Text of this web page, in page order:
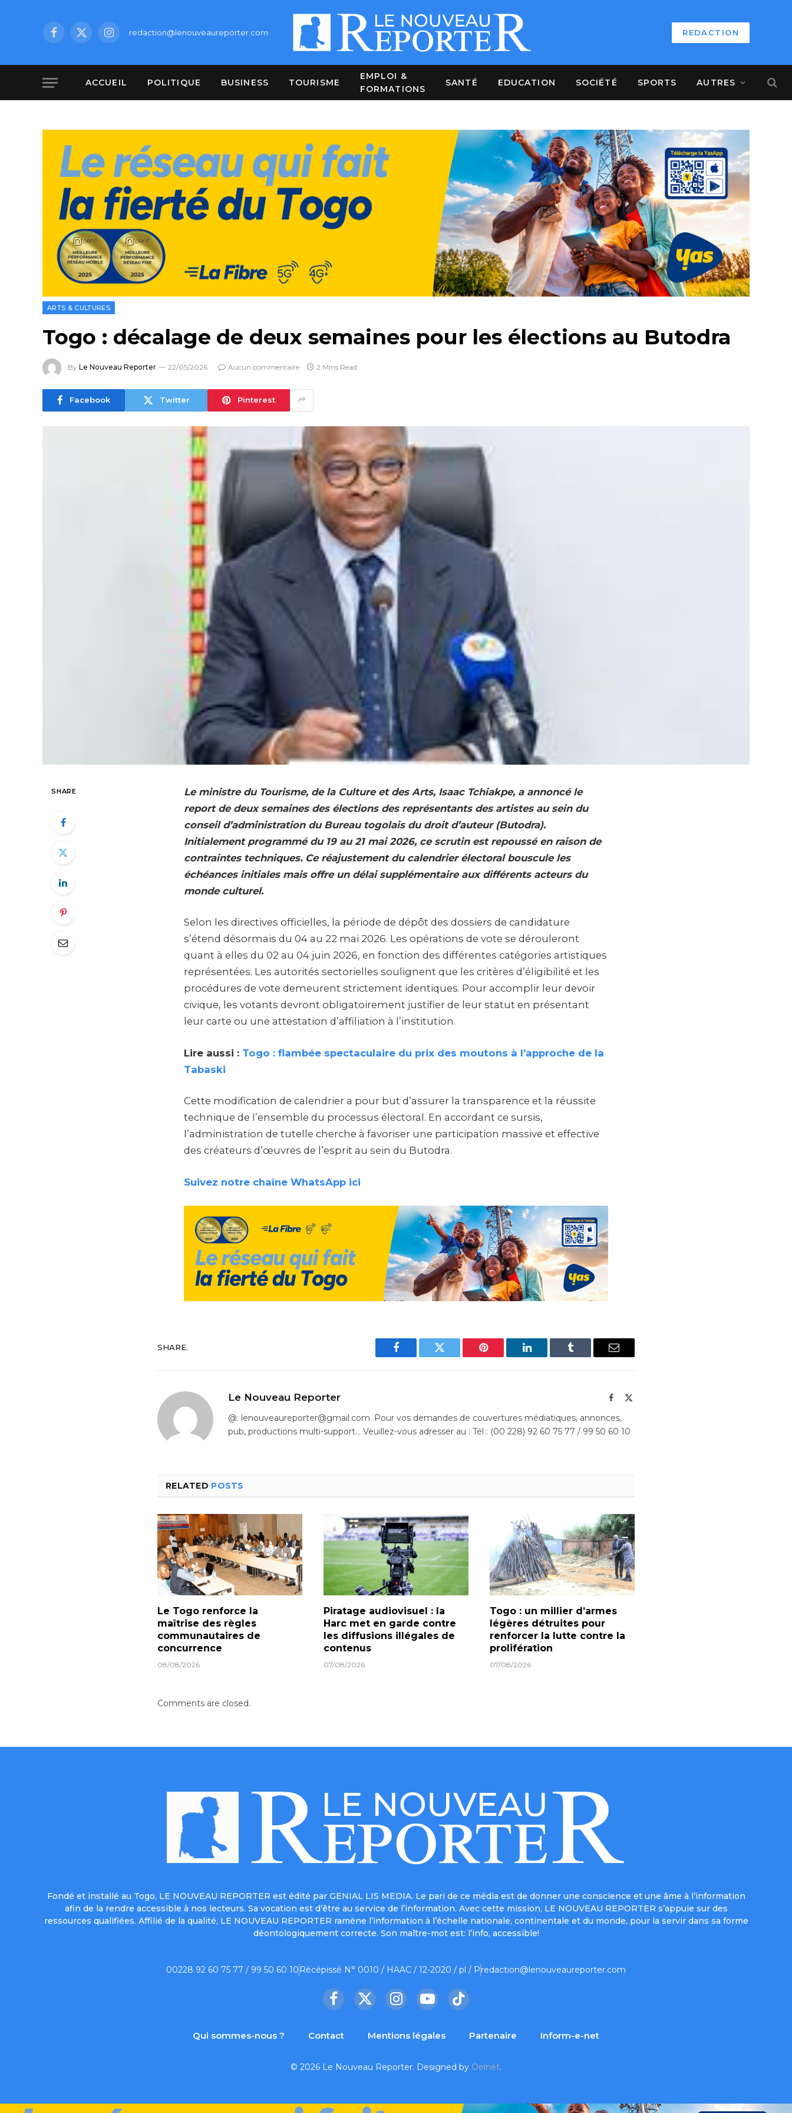
Facebook
X
Instagramredaction@lenouveaureporter.com REDACTION
ACCUEIL POLITIQUE BUSINESS TOURISME
EMPLOI &
FORMATIONS
SANTÉ EDUCATION SOCIÉTÉ SPORTS AUTRES
ARTS & CULTURES
Togo : décalage de deux semaines pour les élections au Butodra
By Le Nouveau Reporter 22/05/2026 Aucun commentaire 2 Mins Read
Facebook Twitter Pinterest
SHARE
Le ministre du Tourisme, de la Culture et des Arts, Isaac Tchiakpe, a annoncé le
report de deux semaines des élections des représentants des artistes au sein du
conseil d’administration du Bureau togolais du droit d’auteur (Butodra).
Initialement programmé du 19 au 21 mai 2026, ce scrutin est repoussé en raison de
contraintes techniques. Ce réajustement du calendrier électoral bouscule les
échéances initiales mais offre un délai supplémentaire aux différents acteurs du
monde culturel.
Selon les directives officielles, la période de dépôt des dossiers de candidature
s’étend désormais du 04 au 22 mai 2026. Les opérations de vote se dérouleront
quant à elles du 02 au 04 juin 2026, en fonction des différentes catégories artistiques
représentées. Les autorités sectorielles soulignent que les critères d’éligibilité et les
procédures de vote demeurent strictement identiques. Pour accomplir leur devoir
civique, les votants devront obligatoirement justifier de leur statut en présentant
leur carte ou une attestation d’affiliation à l’institution.
Lire aussi : Togo : flambée spectaculaire du prix des moutons à l’approche de la
Tabaski
Cette modification de calendrier a pour but d’assurer la transparence et la réussite
technique de l’ensemble du processus électoral. En accordant ce sursis,
l’administration de tutelle cherche à favoriser une participation massive et effective
des créateurs d’œuvres de l’esprit au sein du Butodra.
Suivez notre chaîne WhatsApp ici
SHARE.
Facebook Twitter Pinterest LinkedIn Tumblr Email
Le Nouveau Reporter Facebook
@: lenouveaureporter@gmail.com. Pour vos demandes de couvertures médiatiques, annonces,
pub, productions multi-support… Veuillez-vous adresser au : Tél : (00 228) 92 60 75 77 / 99 50 60 10
RELATED POSTS
Le Togo renforce la
maîtrise des règles
communautaires de
concurrence
08/08/2026
Piratage audiovisuel : la
Harc met en garde contre
les diffusions illégales de
contenus
07/08/2026
Togo : un millier d’armes
légères détruites pour
renforcer la lutte contre la
prolifération
07/08/2026
Comments are closed.
Fondé et installé au Togo, LE NOUVEAU REPORTER est édité par GENIAL LIS MEDIA. Le pari de ce média est de donner une conscience et une âme à l’information
afin de la rendre accessible à nos lecteurs. Sa vocation est d’être au service de l’information. Avec cette mission, LE NOUVEAU REPORTER s’appuie sur des
ressources qualifiées. Affilié de la qualité, LE NOUVEAU REPORTER ramène l’information à l’échelle nationale, continentale et du monde, pour la servir dans sa forme
déontologiquement correcte. Son maître-mot est: l’info, accessible!
00228 92 60 75 77 / 99 50 60 10 Récépissé N° 0010 / HAAC / 12-2020 / pl / Predaction@lenouveaureporter.com
Facebook
X
InstagramYouTubeTikTok
Qui sommes-nous ? Contact Mentions légales Partenaire Inform-e-net
© 2026 Le Nouveau Reporter. Designed by Oelnet.